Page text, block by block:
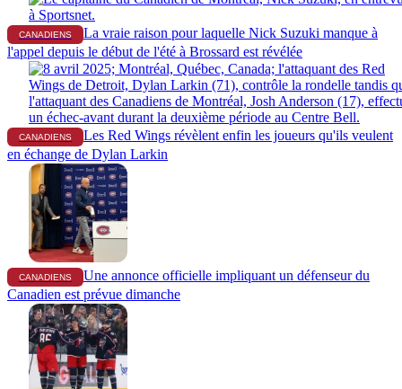
CANADIENS
La vraie raison pour laquelle Nick Suzuki manque à
l'appel depuis le début de l'été à Brossard est révélée
CANADIENS
Les Red Wings révèlent enfin les joueurs qu'ils veulent
en échange de Dylan Larkin
CANADIENS
Une annonce officielle impliquant un défenseur du
Canadien est prévue dimanche